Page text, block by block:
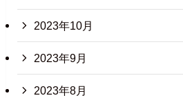
2023年10月
2023年9月
2023年8月